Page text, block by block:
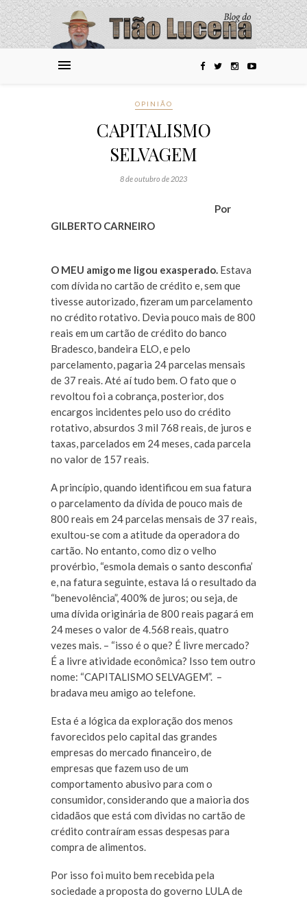
OPINIÃO
CAPITALISMO
SELVAGEM
8 de outubro de 2023
Por
GILBERTO CARNEIRO
O MEU amigo me ligou exasperado. Estava
com dívida no cartão de crédito e, sem que
tivesse autorizado, fizeram um parcelamento
no crédito rotativo. Devia pouco mais de 800
reais em um cartão de crédito do banco
Bradesco, bandeira ELO, e pelo
parcelamento, pagaria 24 parcelas mensais
de 37 reais. Até aí tudo bem. O fato que o
revoltou foi a cobrança, posterior, dos
encargos incidentes pelo uso do crédito
rotativo, absurdos 3 mil 768 reais, de juros e
taxas, parcelados em 24 meses, cada parcela
no valor de 157 reais.
A princípio, quando identificou em sua fatura
o parcelamento da dívida de pouco mais de
800 reais em 24 parcelas mensais de 37 reais,
exultou-se com a atitude da operadora do
cartão. No entanto, como diz o velho
provérbio, “esmola demais o santo desconfia’
e, na fatura seguinte, estava lá o resultado da
“benevolência”, 400% de juros; ou seja, de
uma dívida originária de 800 reais pagará em
24 meses o valor de 4.568 reais, quatro
vezes mais. – “isso é o que? É livre mercado?
É a livre atividade econômica? Isso tem outro
nome: “CAPITALISMO SELVAGEM”. –
bradava meu amigo ao telefone.
Esta é a lógica da exploração dos menos
favorecidos pelo capital das grandes
empresas do mercado financeiro, de
empresas que fazem uso de um
comportamento abusivo para com o
consumidor, considerando que a maioria dos
cidadãos que está com dividas no cartão de
crédito contraíram essas despesas para
compra de alimentos.
Por isso foi muito bem recebida pela
sociedade a proposta do governo LULA de